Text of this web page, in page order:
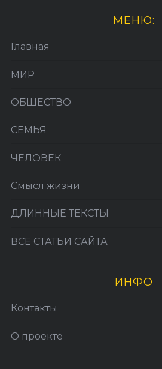
МЕНЮ:
Главная
МИР
ОБЩЕСТВО
СЕМЬЯ
ЧЕЛОВЕК
Смысл жизни
ДЛИННЫЕ ТЕКСТЫ
ВСЕ СТАТЬИ САЙТА
ИНФО
Контакты
О проекте